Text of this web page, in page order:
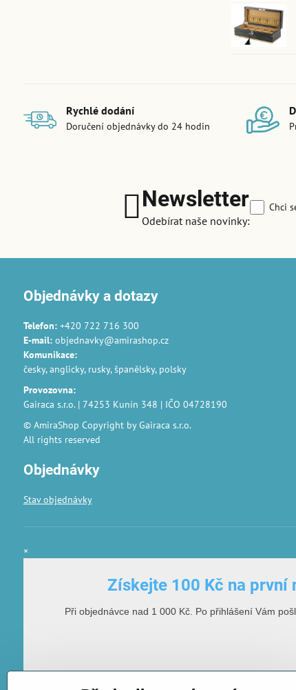
Rychlé dodání
Doručení objednávky do 24 hodin
Newsletter
Odebírat naše novinky:
Chci
Objednávky a dotazy
Telefon:+420 722 716 300
E-mail:objednavky@amirashop.cz
Komunikace:
česky, anglicky, rusky, španělsky, polsky
Provozovna:
Gairaca s.r.o. | 74253 Kunín 348 | IČO 04728190
© AmiraShop Copyright by Gairaca s.r.o.
All rights reserved
Objednávky
Stav objednávky
×
Získejte 100 Kč na první
Při objednávce nad 1 000 Kč. Po přihlášení Vám